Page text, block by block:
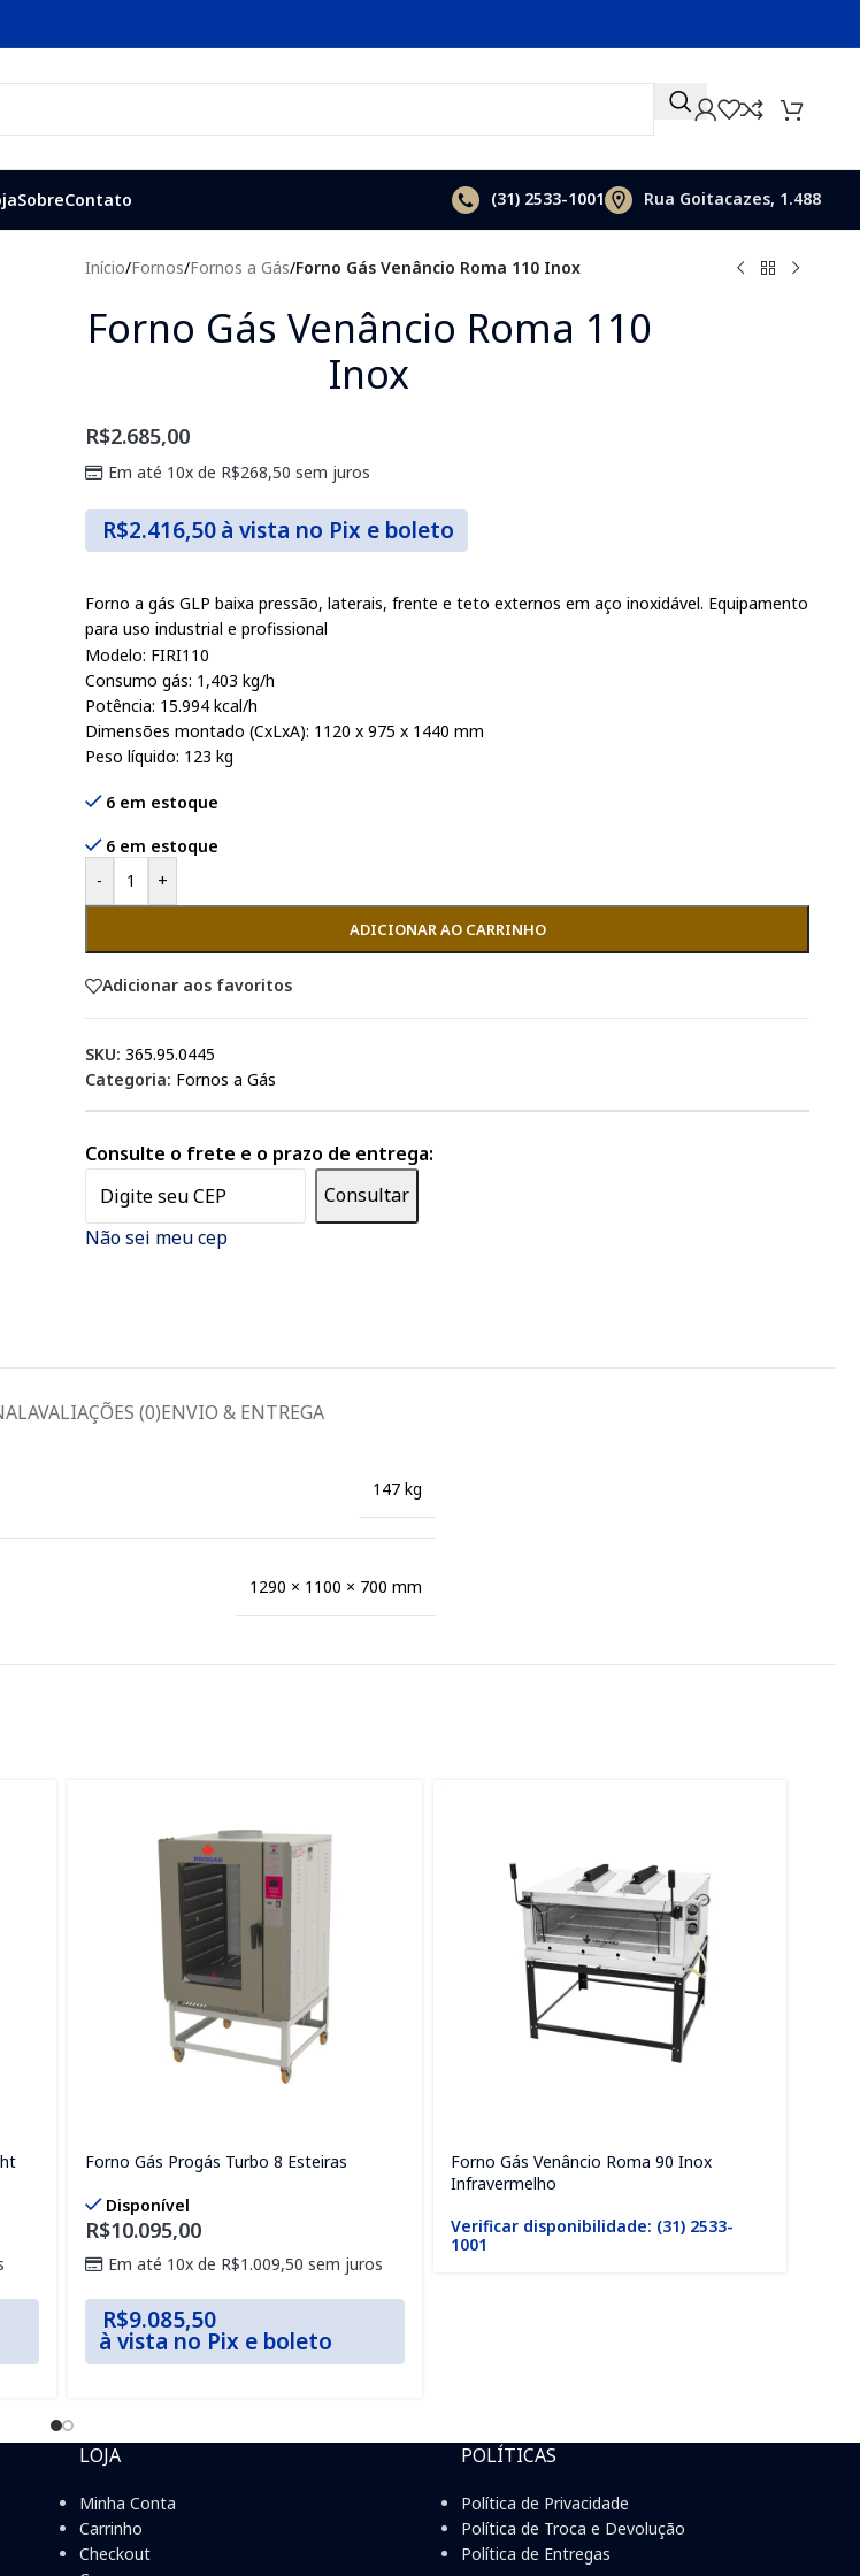
SobreContato (31) 2533-1001 Rua Goitacazes, 1.488
Início/Fornos/Fornos a Gás/Forno Gás Venâncio Roma 110 Inox
Forno Gás Venâncio Roma 110
Inox
R$2.685,00
Em até 10x de R$268,50 sem juros
R$2.416,50à vista no Pix e boleto
Forno a gás GLP baixa pressão, laterais, frente e teto externos em aço inoxidável. Equipamento
para uso industrial e profissional
Modelo: FIRI110
Consumo gás: 1,403 kg/h
Potência: 15.994 kcal/h
Dimensões montado (CxLxA): 1120 x 975 x 1440 mm
Peso líquido: 123 kg
6 em estoque
6 em estoque
-
+
ADICIONAR AO CARRINHO
Adicionar aos favoritos
SKU: 365.95.0445
Categoria: Fornos a Gás
Consulte o frete e o prazo de entrega:
Consultar
Não sei meu cep
AVALIAÇÕES (0)ENVIO & ENTREGA
147 kg
1290 × 1100 × 700 mm
Forno Gás Progás Turbo 8 Esteiras
Disponível
R$10.095,00
Em até 10x de R$1.009,50 sem juros
R$9.085,50
à vista no Pix e boleto
Forno Gás Venâncio Roma 90 Inox
Infravermelho
Verificar disponibilidade: (31) 2533-
1001
LOJA
Minha Conta
Carrinho
Checkout
POLÍTICAS
Política de Privacidade
Política de Troca e Devolução
Política de Entregas